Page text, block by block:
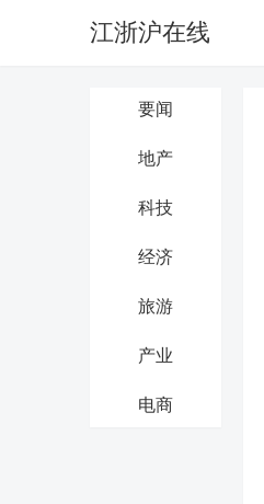
江浙沪在线
要闻
地产
科技
经济
旅游
产业
电商